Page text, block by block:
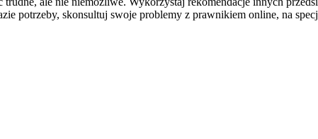
potrzeby, skonsultuj swoje problemy z prawnikiem online, na